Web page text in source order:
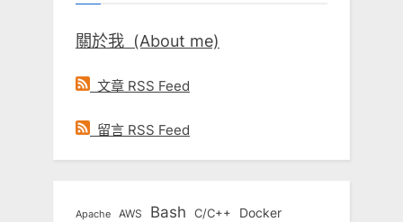
關於我 (About me)
文章 RSS Feed
留言 RSS Feed
Apache AWS Bash C/C++ Docker